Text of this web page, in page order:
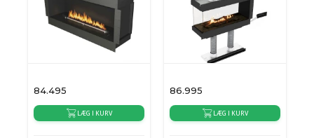
84.495
LÆG I KURV
86.995
LÆG I KURV